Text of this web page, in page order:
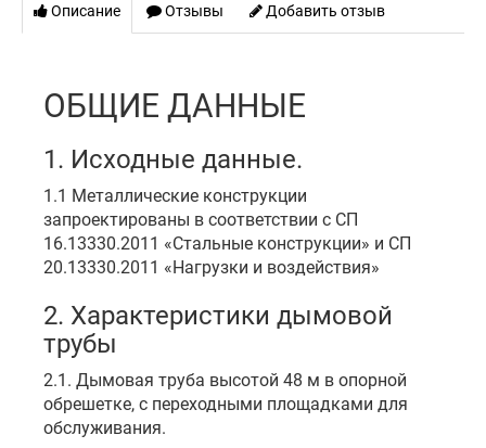
Описание Отзывы Добавить отзыв
ОБЩИЕ ДАННЫЕ
1. Исходные данные.
1.1 Металлические конструкции
запроектированы в соответствии с СП
16.13330.2011 «Стальные конструкции» и СП
20.13330.2011 «Нагрузки и воздействия»
2. Характеристики дымовой
трубы
2.1. Дымовая труба высотой 48 м в опорной
обрешетке, с переходными площадками для
обслуживания.